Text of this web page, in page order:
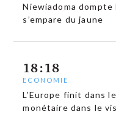
Niewiadoma
s’empare du jaune
18:18
ECONOMIE
L’Europe finit dans
monétaire dans le